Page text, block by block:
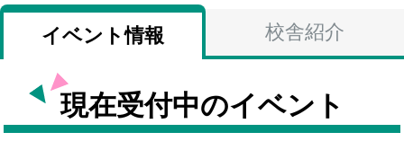
イベント情報 校舎紹介
現在受付中のイベント